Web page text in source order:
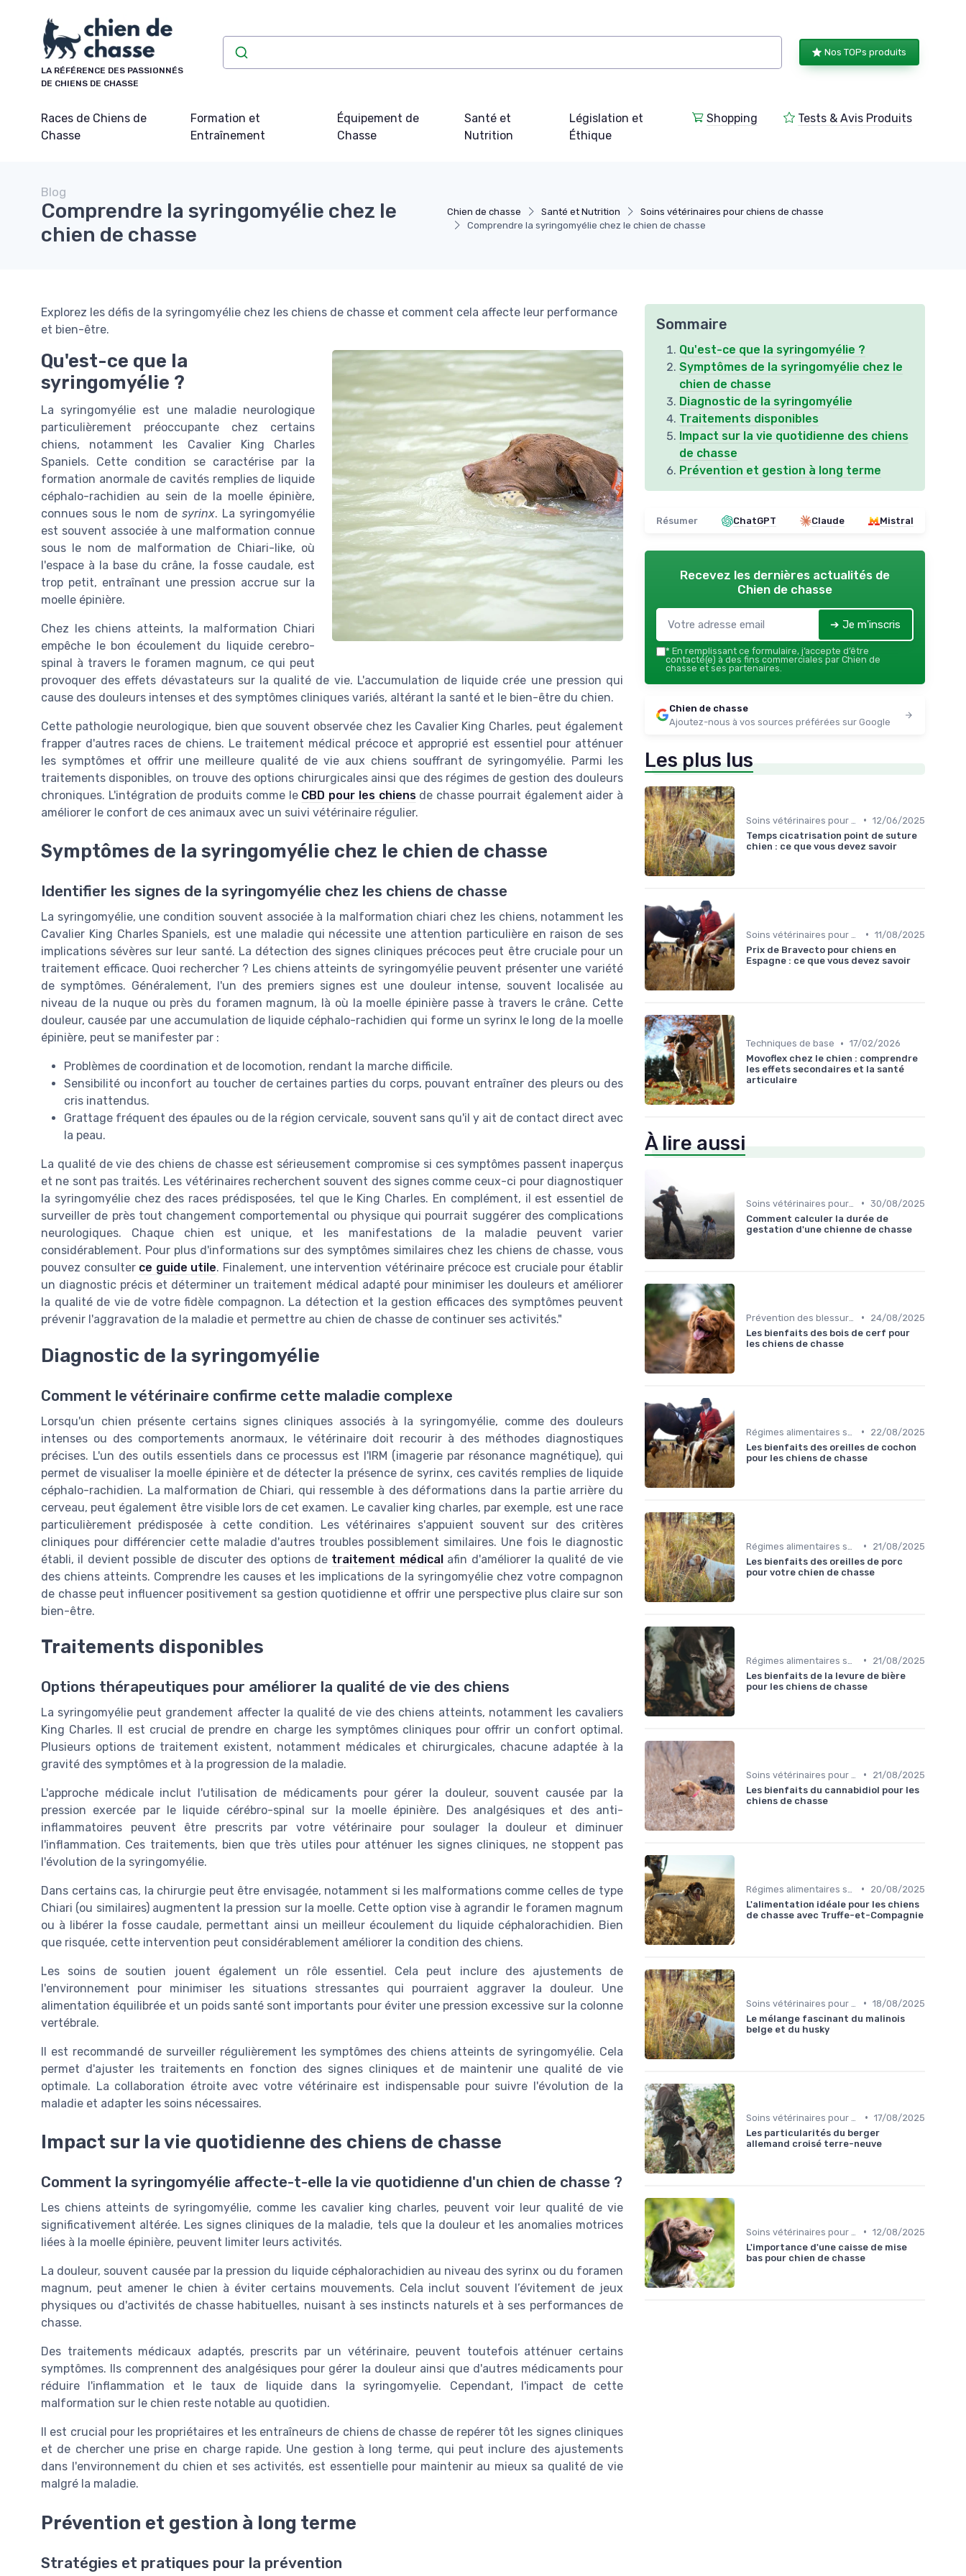
LA RÉFÉRENCE DES PASSIONNÉS
DE CHIENS DE CHASSE
Nos TOPs produits
Races de Chiens de
Chasse
Formation et
Entraînement
Équipement de
Chasse
Santé et
Nutrition
Législation et
Éthique
Shopping Tests & Avis Produits
Chien de chasse Santé et Nutrition
Soins vétérinaires pour chiens de chasse
Comprendre la syringomyélie chez le chien de chasse
Blog
Comprendre la syringomyélie chez le
chien de chasse
Explorez les défis de la syringomyélie chez les chiens de chasse et comment cela affecte leur performance
et bien-être.
Qu'est-ce que la
syringomyélie ?
La syringomyélie est une maladie neurologique
particulièrement préoccupante chez certains
chiens, notamment les Cavalier King Charles
Spaniels. Cette condition se caractérise par la
formation anormale de cavités remplies de liquide
céphalo-rachidien au sein de la moelle épinière,
connues sous le nom de syrinx. La syringomyélie
est souvent associée à une malformation connue
sous le nom de malformation de Chiari-like, où
l'espace à la base du crâne, la fosse caudale, est
trop petit, entraînant une pression accrue sur la
moelle épinière.
Chez les chiens atteints, la malformation Chiari
empêche le bon écoulement du liquide cerebro-
spinal à travers le foramen magnum, ce qui peut
provoquer des effets dévastateurs sur la qualité de vie. L'accumulation de liquide crée une pression qui
cause des douleurs intenses et des symptômes cliniques variés, altérant la santé et le bien-être du chien.
Cette pathologie neurologique, bien que souvent observée chez les Cavalier King Charles, peut également
frapper d'autres races de chiens. Le traitement médical précoce et approprié est essentiel pour atténuer
les symptômes et offrir une meilleure qualité de vie aux chiens souffrant de syringomyélie. Parmi les
traitements disponibles, on trouve des options chirurgicales ainsi que des régimes de gestion des douleurs
chroniques. L'intégration de produits comme le CBD pour les chiensde chasse pourrait également aider à
améliorer le confort de ces animaux avec un suivi vétérinaire régulier.
Symptômes de la syringomyélie chez le chien de chasse
Identifier les signes de la syringomyélie chez les chiens de chasse
La syringomyélie, une condition souvent associée à la malformation chiari chez les chiens, notamment les
Cavalier King Charles Spaniels, est une maladie qui nécessite une attention particulière en raison de ses
implications sévères sur leur santé. La détection des signes cliniques précoces peut être cruciale pour un
traitement efficace. Quoi rechercher ? Les chiens atteints de syringomyélie peuvent présenter une variété
de symptômes. Généralement, l'un des premiers signes est une douleur intense, souvent localisée au
niveau de la nuque ou près du foramen magnum, là où la moelle épinière passe à travers le crâne. Cette
douleur, causée par une accumulation de liquide céphalo-rachidien qui forme un syrinx le long de la moelle
épinière, peut se manifester par :
Problèmes de coordination et de locomotion, rendant la marche difficile.
Sensibilité ou inconfort au toucher de certaines parties du corps, pouvant entraîner des pleurs ou des
cris inattendus.
Grattage fréquent des épaules ou de la région cervicale, souvent sans qu'il y ait de contact direct avec
la peau.
La qualité de vie des chiens de chasse est sérieusement compromise si ces symptômes passent inaperçus
et ne sont pas traités. Les vétérinaires recherchent souvent des signes comme ceux-ci pour diagnostiquer
la syringomyélie chez des races prédisposées, tel que le King Charles. En complément, il est essentiel de
surveiller de près tout changement comportemental ou physique qui pourrait suggérer des complications
neurologiques. Chaque chien est unique, et les manifestations de la maladie peuvent varier
considérablement. Pour plus d'informations sur des symptômes similaires chez les chiens de chasse, vous
pouvez consulter ce guide utile. Finalement, une intervention vétérinaire précoce est cruciale pour établir
un diagnostic précis et déterminer un traitement médical adapté pour minimiser les douleurs et améliorer
la qualité de vie de votre fidèle compagnon. La détection et la gestion efficaces des symptômes peuvent
prévenir l'aggravation de la maladie et permettre au chien de chasse de continuer ses activités."
Diagnostic de la syringomyélie
Comment le vétérinaire confirme cette maladie complexe
Lorsqu'un chien présente certains signes cliniques associés à la syringomyélie, comme des douleurs
intenses ou des comportements anormaux, le vétérinaire doit recourir à des méthodes diagnostiques
précises. L'un des outils essentiels dans ce processus est l'IRM (imagerie par résonance magnétique), qui
permet de visualiser la moelle épinière et de détecter la présence de syrinx, ces cavités remplies de liquide
céphalo-rachidien. La malformation de Chiari, qui ressemble à des déformations dans la partie arrière du
cerveau, peut également être visible lors de cet examen. Le cavalier king charles, par exemple, est une race
particulièrement prédisposée à cette condition. Les vétérinaires s'appuient souvent sur des critères
cliniques pour différencier cette maladie d'autres troubles possiblement similaires. Une fois le diagnostic
établi, il devient possible de discuter des options de traitement médicalafin d'améliorer la qualité de vie
des chiens atteints. Comprendre les causes et les implications de la syringomyélie chez votre compagnon
de chasse peut influencer positivement sa gestion quotidienne et offrir une perspective plus claire sur son
bien-être.
Traitements disponibles
Options thérapeutiques pour améliorer la qualité de vie des chiens
La syringomyélie peut grandement affecter la qualité de vie des chiens atteints, notamment les cavaliers
King Charles. Il est crucial de prendre en charge les symptômes cliniques pour offrir un confort optimal.
Plusieurs options de traitement existent, notamment médicales et chirurgicales, chacune adaptée à la
gravité des symptômes et à la progression de la maladie.
L'approche médicale inclut l'utilisation de médicaments pour gérer la douleur, souvent causée par la
pression exercée par le liquide cérébro-spinal sur la moelle épinière. Des analgésiques et des anti-
inflammatoires peuvent être prescrits par votre vétérinaire pour soulager la douleur et diminuer
l'inflammation. Ces traitements, bien que très utiles pour atténuer les signes cliniques, ne stoppent pas
l'évolution de la syringomyélie.
Dans certains cas, la chirurgie peut être envisagée, notamment si les malformations comme celles de type
Chiari (ou similaires) augmentent la pression sur la moelle. Cette option vise à agrandir le foramen magnum
ou à libérer la fosse caudale, permettant ainsi un meilleur écoulement du liquide céphalorachidien. Bien
que risquée, cette intervention peut considérablement améliorer la condition des chiens.
Les soins de soutien jouent également un rôle essentiel. Cela peut inclure des ajustements de
l'environnement pour minimiser les situations stressantes qui pourraient aggraver la douleur. Une
alimentation équilibrée et un poids santé sont importants pour éviter une pression excessive sur la colonne
vertébrale.
Il est recommandé de surveiller régulièrement les symptômes des chiens atteints de syringomyélie. Cela
permet d'ajuster les traitements en fonction des signes cliniques et de maintenir une qualité de vie
optimale. La collaboration étroite avec votre vétérinaire est indispensable pour suivre l'évolution de la
maladie et adapter les soins nécessaires.
Impact sur la vie quotidienne des chiens de chasse
Comment la syringomyélie affecte-t-elle la vie quotidienne d'un chien de chasse ?
Les chiens atteints de syringomyélie, comme les cavalier king charles, peuvent voir leur qualité de vie
significativement altérée. Les signes cliniques de la maladie, tels que la douleur et les anomalies motrices
liées à la moelle épinière, peuvent limiter leurs activités.
La douleur, souvent causée par la pression du liquide céphalorachidien au niveau des syrinx ou du foramen
magnum, peut amener le chien à éviter certains mouvements. Cela inclut souvent l’évitement de jeux
physiques ou d'activités de chasse habituelles, nuisant à ses instincts naturels et à ses performances de
chasse.
Des traitements médicaux adaptés, prescrits par un vétérinaire, peuvent toutefois atténuer certains
symptômes. Ils comprennent des analgésiques pour gérer la douleur ainsi que d'autres médicaments pour
réduire l'inflammation et le taux de
liquidedans la syringomyelie. Cependant, l'impact de cette
malformation sur le chien reste notable au quotidien.
Il est crucial pour les propriétaires et les entraîneurs de chiens de chasse de repérer tôt les signes cliniques
et de chercher une prise en charge rapide. Une gestion à long terme, qui peut inclure des ajustements
dans l'environnement du chien et ses activités, est essentielle pour maintenir au mieux sa qualité de vie
malgré la maladie.
Prévention et gestion à long terme
Stratégies et pratiques pour la prévention
Sommaire
Qu'est-ce que la syringomyélie ?
Symptômes de la syringomyélie chez le
chien de chasse
Diagnostic de la syringomyélie
Traitements disponibles
Impact sur la vie quotidienne des chiens
de chasse
Prévention et gestion à long terme
Résumer ChatGPT Claude Mistral
Recevez les dernières actualités de
Chien de chasse
➔ Je m'inscris
* En remplissant ce formulaire, j’accepte d’être
contacté(e) à des fins commerciales par Chien de
chasse et ses partenaires.
Chien de chasse
Ajoutez-nous à vos sources préférées sur Google
Les plus lus
• 12/06/2025
Temps cicatrisation point de suture
chien : ce que vous devez savoir
• 11/08/2025
Prix de Bravecto pour chiens en
Espagne : ce que vous devez savoir
Techniques de base • 17/02/2026
Movoflex chez le chien : comprendre
les effets secondaires et la santé
articulaire
À lire aussi
• 30/08/2025
Comment calculer la durée de
gestation d'une chienne de chasse
•
24/08/2025
Les bienfaits des bois de cerf pour
les chiens de chasse
•
22/08/2025
Les bienfaits des oreilles de cochon
pour les chiens de chasse
•
21/08/2025
Les bienfaits des oreilles de porc
pour votre chien de chasse
•
21/08/2025
Les bienfaits de la levure de bière
pour les chiens de chasse
•
21/08/2025
Les bienfaits du cannabidiol pour les
chiens de chasse
•
20/08/2025
L'alimentation idéale pour les chiens
de chasse avec Truffe-et-Compagnie
• 18/08/2025
Le mélange fascinant du malinois
belge et du husky
• 17/08/2025
Les particularités du berger
allemand croisé terre-neuve
• 12/08/2025
L'importance d'une caisse de mise
bas pour chien de chasse